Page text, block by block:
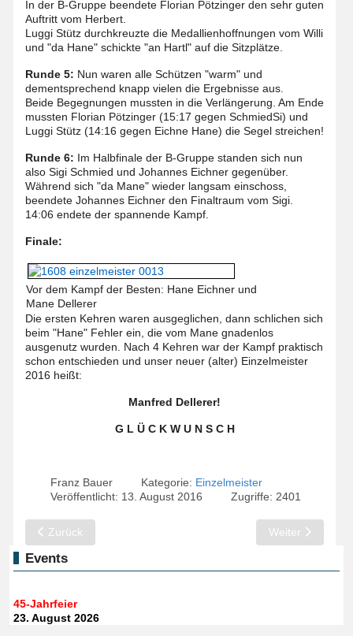
In der B-Gruppe beendete Florian Pötzinger den sehr guten
Auftritt vom Herbert.
Luggi Stütz durchkreuzte die Medallienhoffnungen vom Willi
und "da Hane" schickte "an Hartl" auf die Sitzplätze.
Runde 5: Nun waren alle Schützen "warm" und
dementsprechend knapp vielen die Ergebnisse aus.
Beide Begegnungen mussten in die Verlängerung. Am Ende
mussten Florian Pötzinger (15:17 gegen SchmiedSi) und
Luggi Stütz (14:16 gegen Eichne Hane) die Segel streichen!
Runde 6: Im Halbfinale der B-Gruppe standen sich nun
also Sigi Schmied und Johannes Eichner gegenüber.
Während sich "da Mane" wieder langsam einschoss,
beendete Johannes Eichner den Finaltraum vom Sigi.
14:06 endete der spannende Kampf.
Finale:
Vor dem Kampf der Besten: Hane Eichner und
Mane Dellerer
Die ersten Kehren waren ausgeglichen, dann schlichen sich
beim "Hane" Fehler ein, die vom Mane gnadenlos
ausgenutz wurden. Nach 4 Kehren war der Kampf praktisch
schon entschieden und unser neuer (alter) Einzelmeister
2016 heißt:
Manfred Dellerer!
G L Ü C K W U N S C H
Franz Bauer Kategorie: Einzelmeister
Veröffentlicht: 13. August 2016
Zugriffe: 2401
Vorheriger Beitrag: Einzelmeisterschaft 2017: "Jung gega
Zurück Nächster
Weiter
Events
45-Jahrfeier
23. August 2026